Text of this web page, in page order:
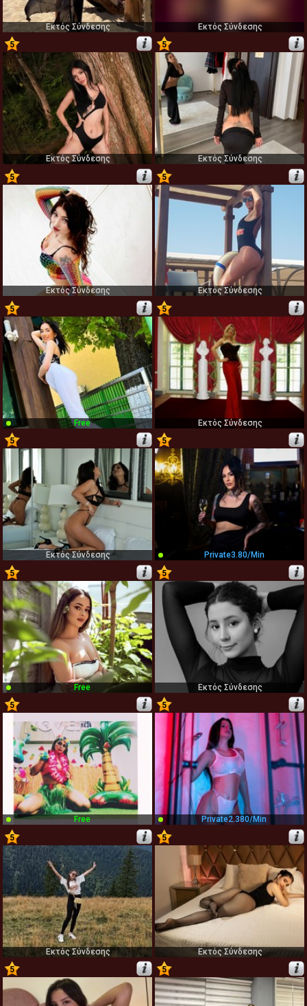
Εκτός Σύνδεσης
Εκτός Σύνδεσης
5
9
Εκτός Σύνδεσης
5
10
Εκτός Σύνδεσης
5
Εκτός Σύνδεσης
5
12
Εκτός Σύνδεσης
5
13
Free
5
14
Εκτός Σύνδεσης
5
15
Εκτός Σύνδεσης
5
16
Private3.80/min
5
17
Free
5
18
Εκτός Σύνδεσης
5
19
Free
5
Private2.380/min
5
21
Εκτός Σύνδεσης
5
Εκτός Σύνδεσης
5
5
24